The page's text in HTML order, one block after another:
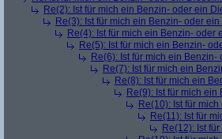
Re(2): Ist für mich ein Benzin- oder ein
Re(3): Ist für mich ein Benzin- oder
Re(4): Ist für mich ein Benzin- oder
Re(5): Ist für mich ein Benzin-
Re(6): Ist für mich ein
Re(7): Ist für mich ein
Re(8): Ist für mich ein
Re(9): Ist für mich
Re(10): Ist für
Re(11): Ist für
Re(12): Ist